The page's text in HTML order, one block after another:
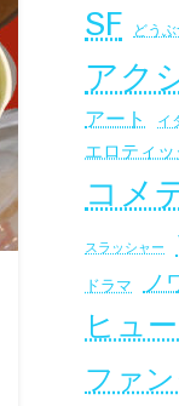
SF どう
アク
アート イ
エロティッ
コメ
スラッシャー
ドラマ ノ
ヒュ
ファ